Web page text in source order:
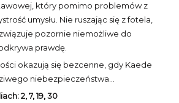
który pomimo problemów z
umysłu. Nie ruszając się z fotela,
pozornie niemożliwe do
prawdę.
okazują się bezcenne, gdy Kaede
niebezpieczeństwa…
2, 7, 19, 30